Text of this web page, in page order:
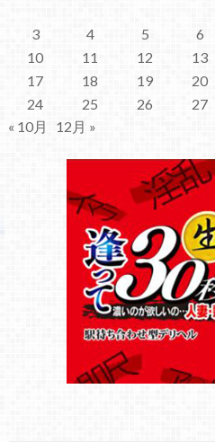
3
4 5 6
10
11 12 13
17
18 19 20
24
25 26 27
« 10月
12月 »